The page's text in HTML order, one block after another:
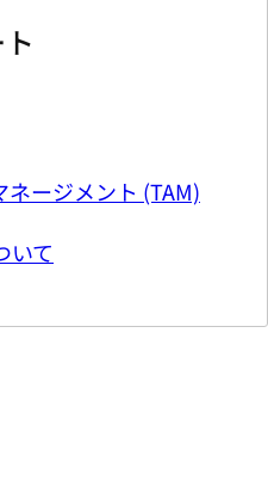
ージメント (TAM)
いて